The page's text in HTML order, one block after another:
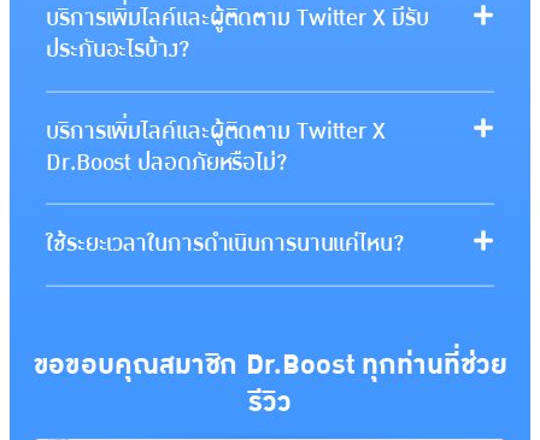
บริการเพิ่มไลค์และผู้ติดตาม Twitter X มีรับ
ประกันอะไรบ้าง?
บริการเพิ่มไลค์และผู้ติดตาม Twitter X
Dr.Boost ปลอดภัยหรือไม่?
ใช้ระยะเวลาในการดำเนินการนานแค่ไหน?
ขอขอบคุณสมาชิก Dr.Boost ทุกท่านที่ช่วย
รีวิว